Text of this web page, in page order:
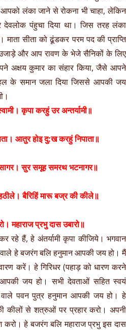
लंका जाने से रोकना भी चाहा, लेकिन
पंहुचा दिया था। जिस तरह लंका
सीता को ढूंडकर परम पद की प्राप्ति
और आप रावण के भेजे सैनिकों के लिए
अक्षय कुमार का संहार किया, जैसे आपने
के समान जला दिया जिससे आपकी जय
कृपा करहुं उर अन्तर्यामी॥
आतुर होइ दु:ख करहुं निपाता॥
सुर समूह समरथ भटनागर॥
बैरिहिं मारू बज्र की कीले॥
महाराज प्रभु दास उबारो॥
रहे हैं, हे अंतर्यामी कृपा कीजिये। भगवान
वाले हे बजरंग बलि हनुमान आपकी जय हो। मैं
करें। हे गिरिधर (पहाड़ को धारण करने
जय हो। सभी देवताओं सहित स्वयं
वाले पवन पुत्र हनुमान आपकी जय हो। हे
कीलों से शत्रुओं पर प्रहार करो। अपनी
करो। हे बजरंग बलि महाराज प्रभु इस दास